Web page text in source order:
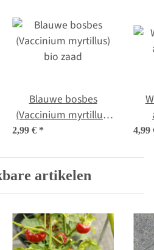
Blauwe bosbes
(Vaccinium myrtillus)
2,99 € * 4,99
artikelen